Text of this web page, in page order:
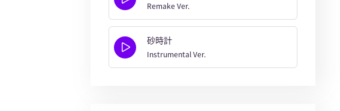
Remake Ver.
砂時計
Instrumental Ver.